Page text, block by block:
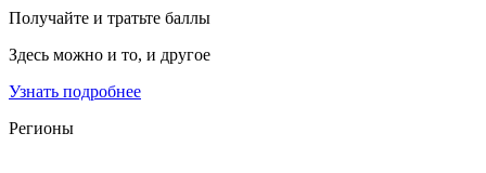
Получайте и тратьте баллы
Здесь можно и то, и другое
Узнать подробнее
Регионы